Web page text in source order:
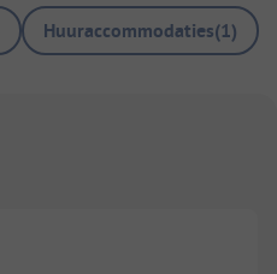
Huuraccommodaties(1)